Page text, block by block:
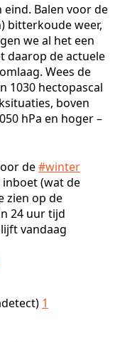
Balen voor de
bitterkoude weer,
we al het een
daarop de actuele
Wees de
1030 hectopascal
boven
hPa en hoger –
de#winter
(wat de
zien op de
24 uur tijd
vandaag
1